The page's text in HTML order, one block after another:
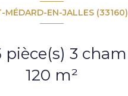
MÉDARD-EN-JALLES (33160)
120 m²